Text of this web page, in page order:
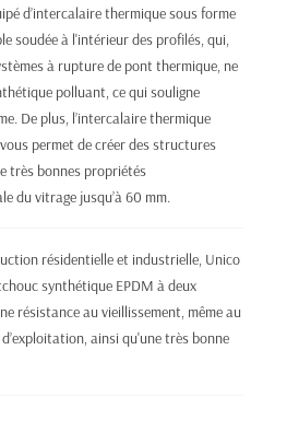
d’intercalaire thermique sous forme
soudée à l'intérieur des profilés, qui,
à rupture de pont thermique, ne
polluant, ce qui souligne
De plus, l’intercalaire thermique
permet de créer des structures
très bonnes propriétés
du vitrage jusqu’à 60 mm.
résidentielle et industrielle, Unico
synthétique EPDM à deux
résistance au vieillissement, même au
ainsi qu'une très bonne